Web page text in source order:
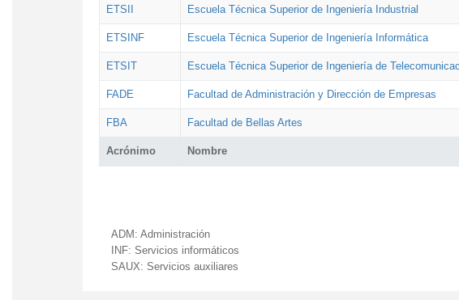
Acrónimo Nombre
ETSII Escuela Técnica Superior de Ingeniería Industrial
ETSINF Escuela Técnica Superior de Ingeniería Informática
ETSIT Escuela Técnica Superior de Ingeniería de
FADE Facultad de Administración y Dirección de Empresas
FBA Facultad de Bellas Artes
ADM: Administración
INF: Servicios informáticos
SAUX: Servicios auxiliares